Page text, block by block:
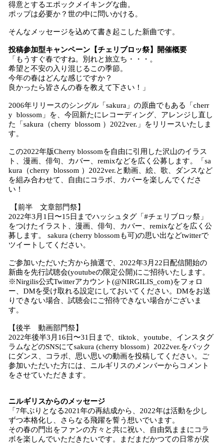
得意とするエポックメイキングな曲。
ポップは必要か？世の中に問いかける。
そんなメッセージを込めて書き起こした新曲です。
投稿参加型キャンペーン【チェリブロッ祭】開催概要
「もうすぐ春ですね。別れと旅立ち・・・。
希望と不安の入り混じるこの季節。
今年の春はどんな感じですか？
良かったら皆さんの春を教えて下さい！」
2006年リリースのシングル「sakura」の原曲でもある「cherr
y blossom」を、今回新たにレコーディング、アレンジし直し
た「sakura（cherry blossom ）2022ver.」をリリースいたしま
す。
この2022年版Cherry blossomを自由に引用した沢山のイラス
ト、漫画、俳句、カバー、remixなどを広く公募します。「sa
kura（cherry blossom ）2022ver.と動画、絵、歌、ダンスなど
を組み合わせて、自由にコラボ、カバーを楽しんでくださ
い！
【前半 文章部門祭】
2022年3月1日〜15日までハッシュタグ「#チェリブロッ祭」
をつけたイラスト、漫画、俳句、カバー、remixなどを広く公
募します。 sakura (cherry blossomも可)の思い出などtwitterで
ツイートしてください。
ご参加いただいた方から抽選で、2022年3月22日配信開始の
新曲を先行試聴会(youtubeの限定公開)にご招待いたします。
※Nirgilis公式Twitterアカウント(@NIRGILIS_com)をフォロ
ー、DMを受け取れる設定にしておいてください。DMをお送
りできない場合、試聴会にご招待できない場合がございま
す。
【後半 動画部門祭】
2022年後半3月16日〜31日まで、tiktok、youtube、インスタグ
ラムなどのSNSにてsakura (cherry blossom）2022ver.をバック
にダンス、コラボ、思い思いの動画を投稿してください。ご
参加いただいた方には、ニルギリスのメンバーからコメント
をさせていただきます。
ニルギリスからのメッセージ
「7年ぶりとなる2021年の再結成から、2022年は活動を少し
ずつ本格化し、さらなる飛躍を誓う想いでいます。
その春の門出をファンの方々と共に祝い、自由気ままにコラ
ボを楽しんでいただきたいです。まだまだかつての日常が戻